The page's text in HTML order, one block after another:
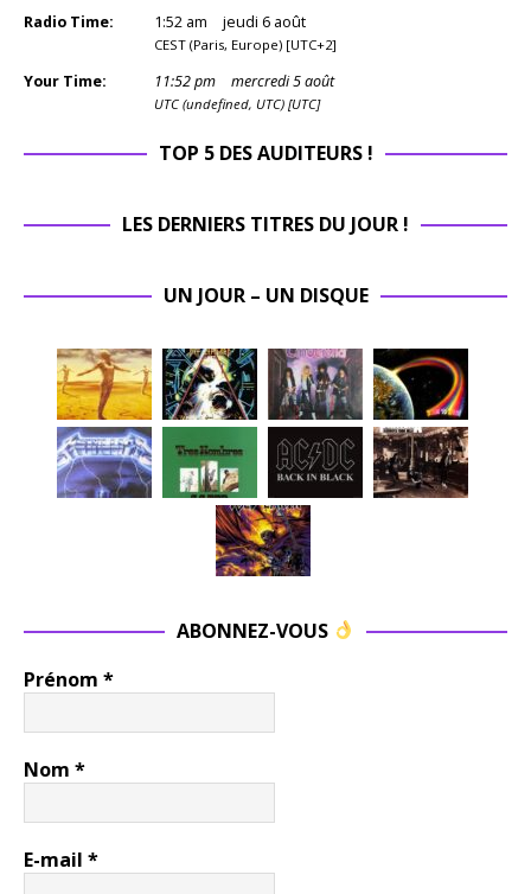
Radio Time: 1:52 am jeudi 6 août
CEST (Paris, Europe) [UTC+2]
Your Time: 11:52pm mercredi 5 août
UTC (undefined, UTC) [UTC]
TOP 5 DES AUDITEURS !
LES DERNIERS TITRES DU JOUR !
UN JOUR – UN DISQUE
ABONNEZ-VOUS
Prénom *
Nom *
E-mail *